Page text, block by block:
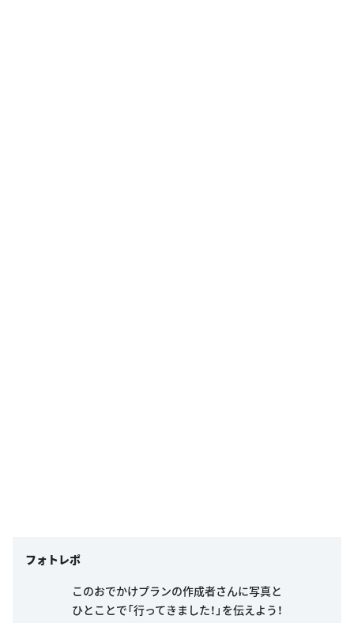
フォトレポ
このおでかけプランの作成者さんに写真と
ひとことで「行ってきました！」を伝えよう！